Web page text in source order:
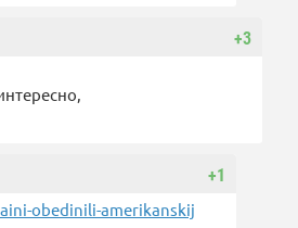
+3
+1
obedinili-amerikanskij